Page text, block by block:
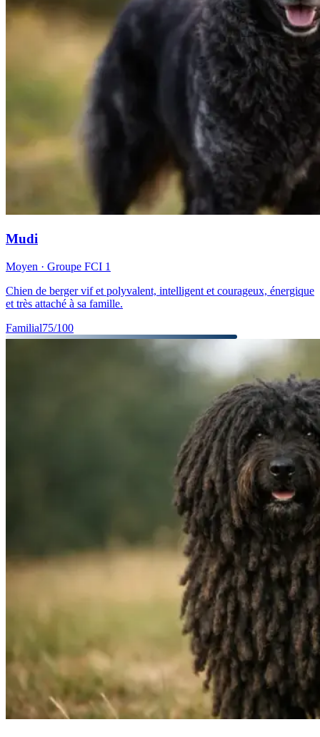
Mudi
Moyen · Groupe FCI 1
Chien de berger vif et polyvalent, intelligent et courageux, énergique
et très attaché à sa famille.
Familial75/100